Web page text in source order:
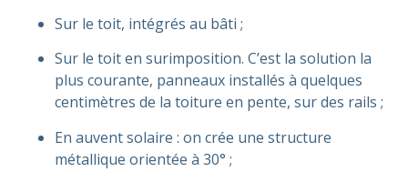
Sur le toit, intégrés au bâti ;
Sur le toit en surimposition. C’est la solution la
plus courante, panneaux installés à quelques
centimètres de la toiture en pente, sur des rails ;
En auvent solaire : on crée une structure
métallique orientée à 30° ;